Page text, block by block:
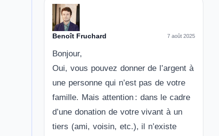
Benoît Fruchard 7 août 2025
Bonjour,
Oui, vous pouvez donner de l’argent à
une personne qui n’est pas de votre
famille. Mais attention : dans le cadre
d’une donation de votre vivant à un
tiers (ami, voisin, etc.), il n’existe